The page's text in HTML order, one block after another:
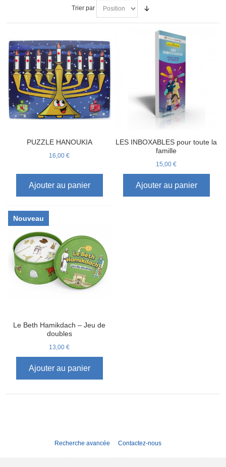
Trier par
PUZZLE HANOUKIA
16,00 €
Ajouter au panier
LES INBOXABLES pour toute la
famille
15,00 €
Ajouter au panier
Nouveau
Le Beth Hamikdach – Jeu de
doubles
13,00 €
Ajouter au panier
Recherche avancée Contactez-nous